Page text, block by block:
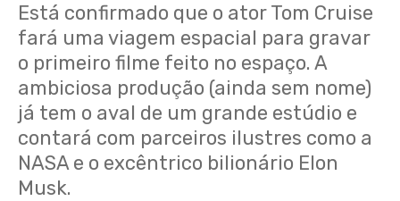
Está confirmado que o ator Tom Cruise
fará uma viagem espacial para gravar
o primeiro filme feito no espaço. A
ambiciosa produção (ainda sem nome)
já tem o aval de um grande estúdio e
contará com parceiros ilustres como a
NASA e o excêntrico bilionário Elon
Musk.